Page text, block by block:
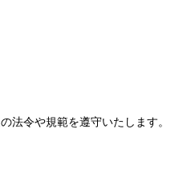
法令や規範を遵守いたします。